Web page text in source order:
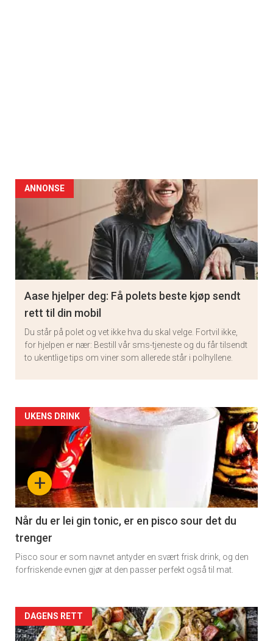
ANNONSE
Aase hjelper deg: Få polets beste kjøp sendt
rett til din mobil
Du står på polet og vet ikke hva du skal velge. Fortvil ikke,
for hjelpen er nær: Bestill vår sms-tjeneste og du får tilsendt
to ukentlige tips om viner som allerede står i polhyllene.
Artikler
detail
section
11
+
UKENS DRINK
Når du er lei gin tonic, er en pisco sour det du
trenger
Pisco sour er som navnet antyder en svært frisk drink, og den
forfriskende evnen gjør at den passer perfekt også til mat.
Artikler
DAGENS RETT